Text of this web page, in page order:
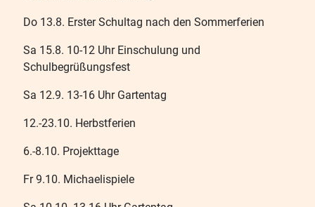
Do 13.8. Erster Schultag nach den Sommerferien
Sa 15.8. 10-12 Uhr Einschulung und
Schulbegrüßungsfest
Sa 12.9. 13-16 Uhr Gartentag
12.-23.10. Herbstferien
6.-8.10. Projekttage
Fr 9.10. Michaelispiele